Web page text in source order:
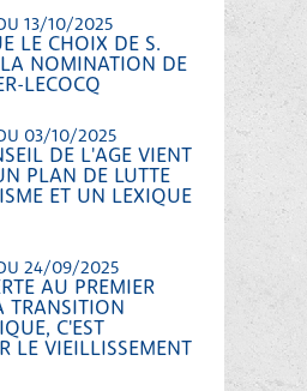
13/10/2025
LE CHOIX DE S.
NOMINATION DE
LECOCQ
03/10/2025
DE L'AGE VIENT
PLAN DE LUTTE
ET UN LEXIQUE
24/09/2025
AU PREMIER
TRANSITION
C'EST
LE VIEILLISSEMENT